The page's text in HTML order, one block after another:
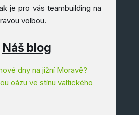
je pro vás teambuilding na
volbou.
Náš blog